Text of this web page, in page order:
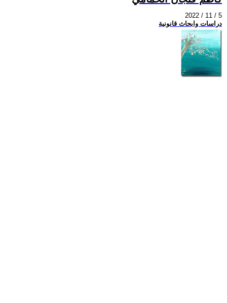
2022 / 11 / 5
دراسات وابحاث قانونية